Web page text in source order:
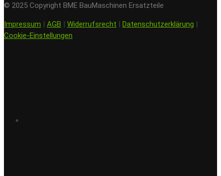
© 2025 Copyright BME BauMaschinen Ersatzteile
Impressum | AGB | Widerrufsrecht | Datenschutzerklärung |
Cookie-Einstellungen